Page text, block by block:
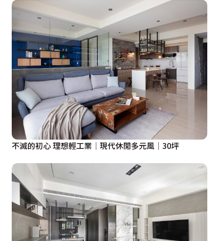
不滅的初心 理想輕工業│現代休閒多元風│30坪